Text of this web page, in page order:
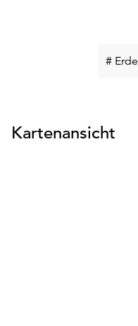
# Erde
Kartenansicht